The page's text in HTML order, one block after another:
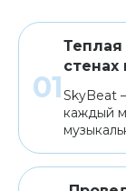
SkyBeat
каждый